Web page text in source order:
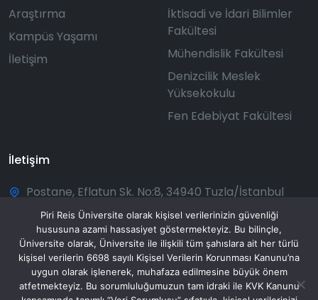
Araştırma
Kampüs Yaşamı
İletişim
İktisadi ve İdari Bilimler
Fakültesi
Mühendislik Fakültesi
Denizcilik Meslek
Yüksekokulu
Fen Edebiyat Fakültesi
İletişim
Postane, Eflatun Sk. No:8, 34940 Tuzla/İstanbul
+90 216 581 00 50
bilgi@pirireis.edu.tr
Pazartesi - Pazar: 08:30 - 20:00
Piri Reis Üniversite olarak kişisel verilerinizin güvenliği
hususuna azami hassasiyet göstermekteyiz. Bu bilinçle,
Üniversite olarak, Üniversite ile ilişkili tüm şahıslara ait her türlü
kişisel verilerin 6698 sayılı Kişisel Verilerin Korunması Kanunu’na
uygun olarak işlenerek, muhafaza edilmesine büyük önem
atfetmekteyiz. Bu sorumluluğumuzun tam idraki ile KVK Kanunu